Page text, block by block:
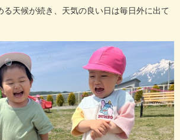
る天候が続き、天気の良い日は毎日外に出て